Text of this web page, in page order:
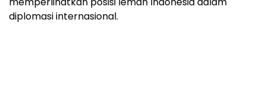
diplomasi internasional.